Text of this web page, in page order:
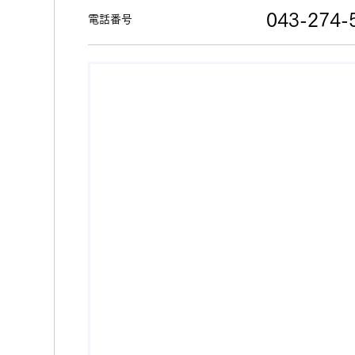
電話番号 043-274-